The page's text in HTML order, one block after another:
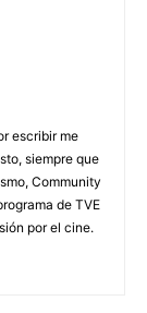
escribir me
siempre que
Community
de TVE
por el cine.